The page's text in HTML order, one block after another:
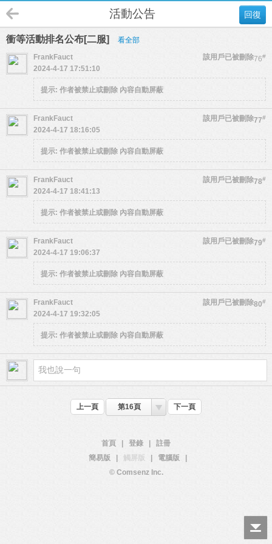
回復
活動公告
衝等活動排名公布[二服] 看全部
76#
FrankFauct
該用戶已被刪除
2024-4-17 17:51:10
提示: 作者被禁止或刪除 內容自動屏蔽
77#
FrankFauct
該用戶已被刪除
2024-4-17 18:16:05
提示: 作者被禁止或刪除 內容自動屏蔽
78#
FrankFauct
該用戶已被刪除
2024-4-17 18:41:13
提示: 作者被禁止或刪除 內容自動屏蔽
79#
FrankFauct
該用戶已被刪除
2024-4-17 19:06:37
提示: 作者被禁止或刪除 內容自動屏蔽
80#
FrankFauct
該用戶已被刪除
2024-4-17 19:32:05
提示: 作者被禁止或刪除 內容自動屏蔽
上一頁 第16頁 下一頁
首頁 登錄
註冊
簡易版
觸屏版 電腦版
© Comsenz Inc.